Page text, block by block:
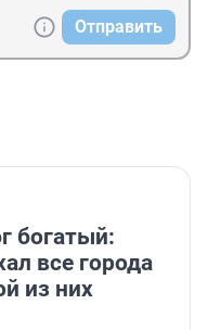
Отправить
богатый:
все города
из них